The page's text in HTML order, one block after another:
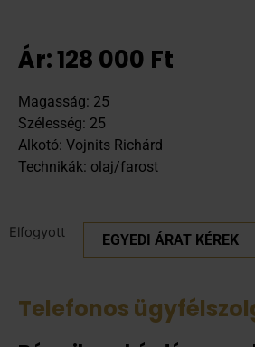
Ár:128 000 Ft
Magasság: 25
Szélesség: 25
Alkotó: Vojnits Richárd
Technikák: olaj/farost
Elfogyott EGYEDI ÁRAT KÉREK
Telefonos